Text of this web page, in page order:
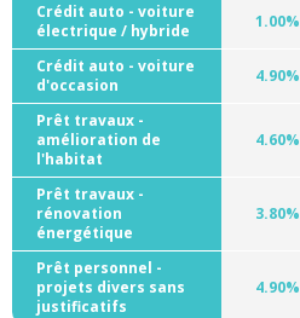
Crédit auto - voiture
électrique / hybride
1.00%
Crédit auto - voiture
d'occasion
4.90%
Prêt travaux -
amélioration de
l'habitat
4.60%
Prêt travaux -
rénovation
énergétique
3.80%
Prêt personnel -
projets divers sans
justificatifs
4.90%